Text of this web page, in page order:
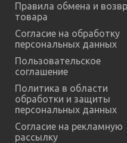
Правила обмена и
товара
Согласие на обработку
персональных данных
Пользовательское
соглашение
Политика в области
обработки и защиты
персональных данных
Согласие на рекламную
рассылку